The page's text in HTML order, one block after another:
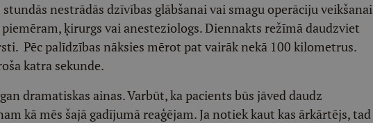
nestrādās dzīvības glābšanai vai smagu operāciju veikšanai
ķirurgs vai anesteziologs. Diennakts režīmā daudzviet
Pēc palīdzības nāksies mērot pat vairāk nekā 100 kilometrus.
katra sekunde.
dramatiskas ainas. Varbūt, ka pacients būs jāved daudz
kā mēs šajā gadījumā reaģējam. Ja notiek kaut kas ārkārtējs, tad